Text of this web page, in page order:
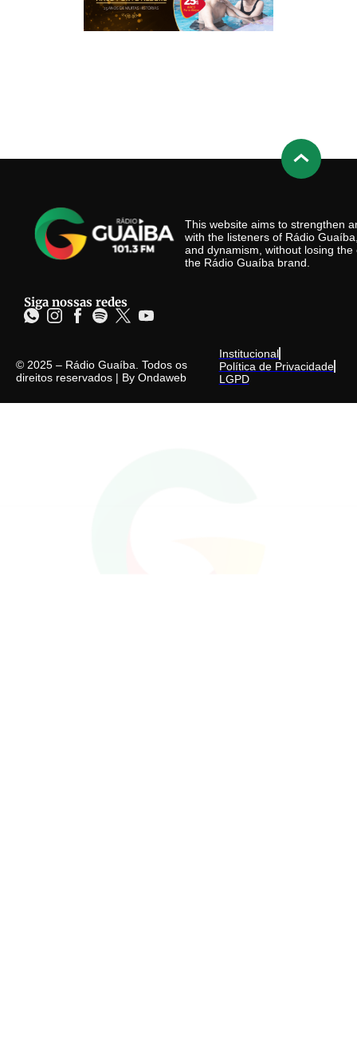
This website aims to strengthen
with the listeners of Rádio
and dynamism, without losing
the Rádio Guaíba brand.
Siga nossas redes
© 2025 – Rádio Guaíba. Todos os
direitos reservados | By Ondaweb
Institucional
Política de Privacidade
LGPD